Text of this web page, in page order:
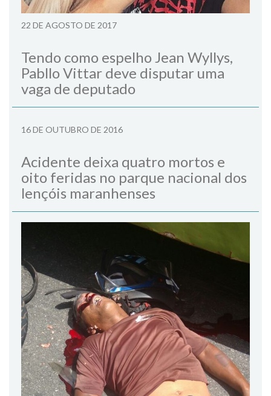
22 DE AGOSTO DE 2017
Tendo como espelho Jean Wyllys,
Pabllo Vittar deve disputar uma
vaga de deputado
16 DE OUTUBRO DE 2016
Acidente deixa quatro mortos e
oito feridas no parque nacional dos
lençóis maranhenses